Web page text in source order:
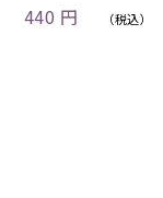
440 円
（税込）